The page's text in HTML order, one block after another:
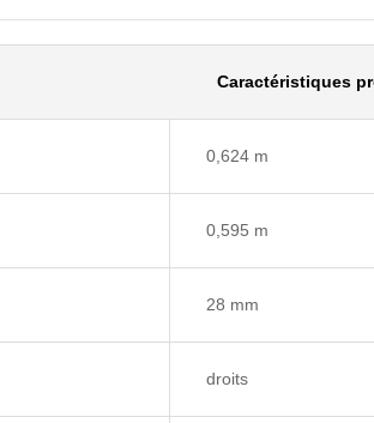
Caractéristiques
0,624 m
0,595 m
28 mm
droits